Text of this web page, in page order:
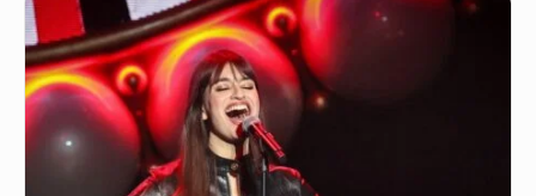
Fête
de
la
Musique
2025